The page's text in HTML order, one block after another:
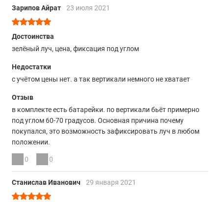
Зарипов Айрат 23 июля 2021
Достоинства
зелёный луч, цена, фиксация под углом
Недостатки
с учётом цены нет. а так вертикали немного не хватает
Отзыв
в комплекте есть батарейки. по вертикали бьёт примерно
под углом 60-70 градусов. Основная причина почему
покупался, это возможность зафиксировать луч в любом
положении.
0 0
Станислав Иванович 29 января 2021